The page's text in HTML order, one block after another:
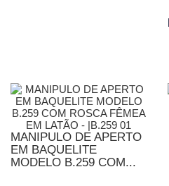
MANIPULO DE APERTO
EM BAQUELITE
MODELO B.259 COM...